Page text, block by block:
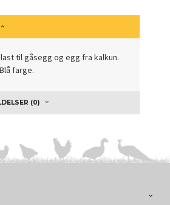
til gåsegg og egg fra kalkun.
farge.
(0)